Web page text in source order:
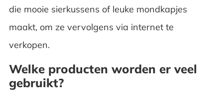
die mooie sierkussens of leuke mondkapjes
maakt, om ze vervolgens via internet te
verkopen.
Welke producten worden er veel
gebruikt?